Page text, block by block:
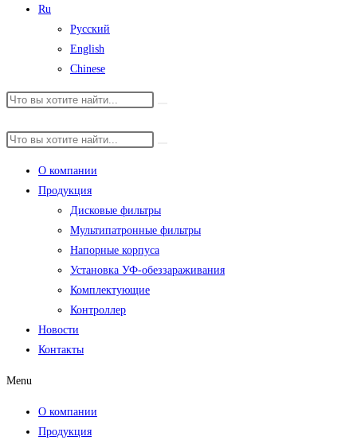
Ru
Русский
English
Chinese
О компании
Продукция
Дисковые фильтры
Мультипатронные фильтры
Напорные корпуса
Установка УФ-обеззараживания
Комплектующие
Контроллер
Новости
Контакты
Menu
О компании
Продукция